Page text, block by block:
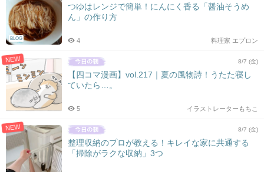
ー
シ
ョBLOG
つゆはレンジで簡単！にんにく香る「醤油そうめ
ん」の作り方
料理家 エプロン
4
NEW 8/7 (金)
【四コマ漫画】vol.217｜夏の風物詩！うたた寝し
ていたら…。
イラストレーターもちこ
5
NEW 8/7 (金)
整理収納のプロが教える！キレイな家に共通する
「掃除がラクな収納」3つ